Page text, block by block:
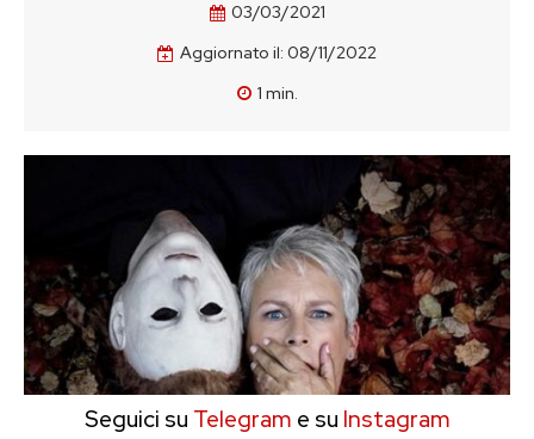
03/03/2021
Aggiornato il: 08/11/2022
1 min.
Seguici su Telegram e su Instagram